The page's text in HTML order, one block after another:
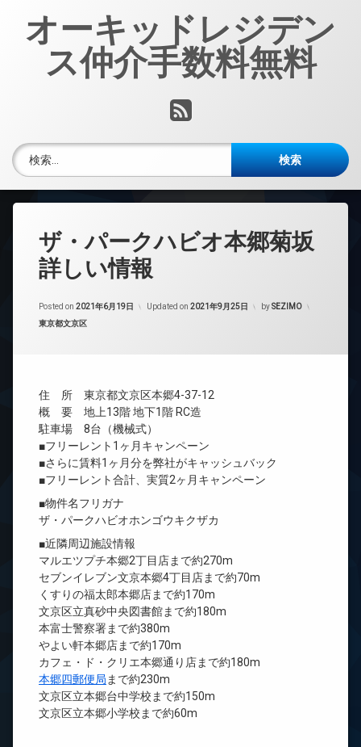
オーキッドレジデン
ス仲介手数料無料
RSS
検索:
ザ・パークハビオ本郷菊坂
詳しい情報
Posted on 2021年6月19日 Updated on 2021年9月25日 bySEZIMO
カテゴリー:
東京都文京区
住 所 東京都文京区本郷4-37-12
概 要 地上13階 地下1階 RC造
駐車場 8台（機械式）
■フリーレント1ヶ月キャンペーン
■さらに賃料1ヶ月分を弊社がキャッシュバック
■フリーレント合計、実質2ヶ月キャンペーン
■物件名フリガナ
ザ・パークハビオホンゴウキクザカ
■近隣周辺施設情報
マルエツプチ本郷2丁目店まで約270m
セブンイレブン文京本郷4丁目店まで約70m
くすりの福太郎本郷店まで約170m
文京区立真砂中央図書館まで約180m
本富士警察署まで約380m
やよい軒本郷店まで約170m
カフェ・ド・クリエ本郷通り店まで約180m
本郷四郵便局 まで約230m
文京区立本郷台中学校まで約150m
文京区立本郷小学校まで約60m